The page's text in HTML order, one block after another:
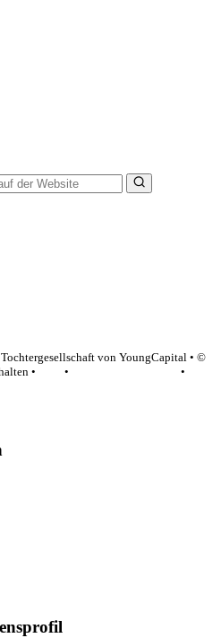
von YoungCapital • ©
•
•
•